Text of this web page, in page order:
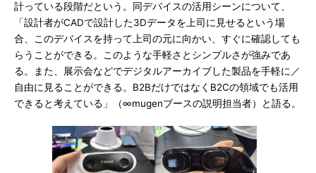
計っている段階だという。同デバイスの活用シーンについて、
「設計者がCADで設計した3Dデータを上司に見せるという場
合、このデバイスを持って上司の元に向かい、すぐに確認しても
らうことができる。このような手軽さとシンプルさが強みであ
る。また、展示会などでデジタルアーカイブした製品を手軽に／
自由に見ることができる。B2BだけではなくB2Cの領域でも活用
できると考えている」（∞mugenブースの説明担当者）と語る。